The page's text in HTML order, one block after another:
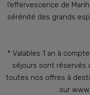
l’effervescence de
sérénité des grands
* Valables 1 an à
séjours sont réservés
toutes nos offres à
sur